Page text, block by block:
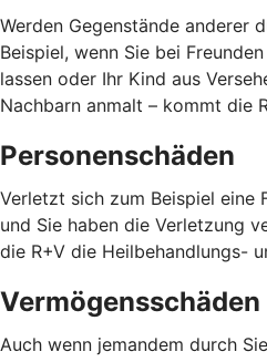
Werden Gegenstände anderer
Beispiel, wenn Sie bei
lassen oder Ihr Kind aus
Nachbarn anmalt – kommt die
Personenschäden
Verletzt sich zum Beispiel eine
und Sie haben die Verletzung
die R+V die Heilbehandlungs-
Vermögensschäden
Auch wenn jemandem durch